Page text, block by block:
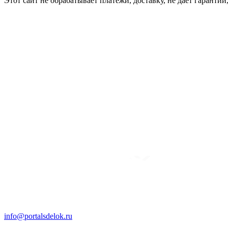
info@portalsdelok.ru